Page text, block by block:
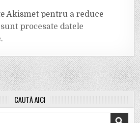
Akismet pentru a reduce
procesate datele
.
CAUTĂ AICI